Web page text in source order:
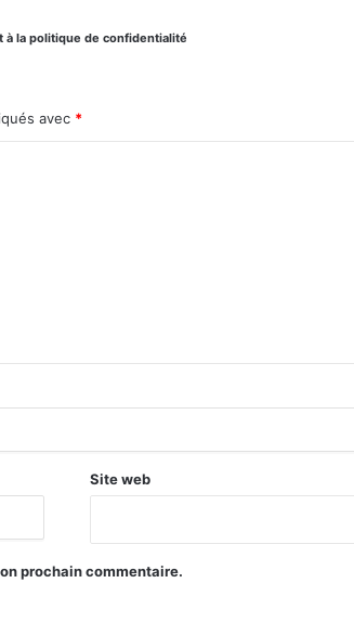
la politique de confidentialité
avec *
Site web
prochain commentaire.